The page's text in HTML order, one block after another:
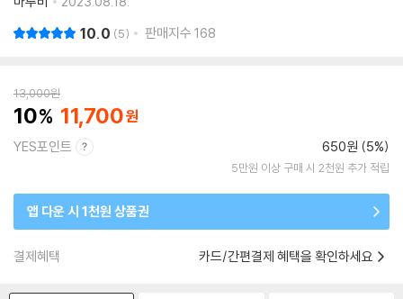
10.0 5 판매지수 168
13,000원
10 11,700
YES포인트 650원 (5%)
5만원 이상 구매 시 2천원 추가 적립
앱 다운 시 1천원 상품권
결제혜택 카드/간편결제 혜택을 확인하세요